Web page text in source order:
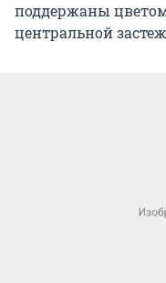
поддержаны
центральной